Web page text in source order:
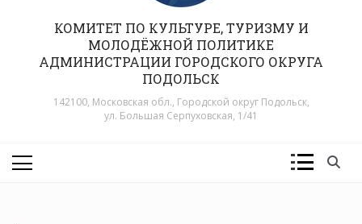
КОМИТЕТ ПО КУЛЬТУРЕ, ТУРИЗМУ И
МОЛОДЁЖНОЙ ПОЛИТИКЕ
АДМИНИСТРАЦИИ ГОРОДСКОГО ОКРУГА
ПОДОЛЬСК
142100, Московская обл., Городской округ Подольск,
ул. Большая Серпуховская, 1/41